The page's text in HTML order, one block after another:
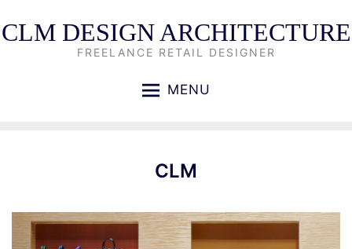
CLM DESIGN ARCHITECTURE
FREELANCE RETAIL DESIGNER
MENU
CLM